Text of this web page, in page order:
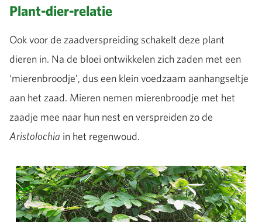
Plant-dier-relatie
Ook voor de zaadverspreiding schakelt deze plant
dieren in. Na de bloei ontwikkelen zich zaden met een
‘mierenbroodje’, dus een klein voedzaam aanhangseltje
aan het zaad. Mieren nemen mierenbroodje met het
zaadje mee naar hun nest en verspreiden zo de
Aristolochia in het regenwoud.